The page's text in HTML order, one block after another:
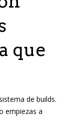
que
de builds.
empiezas a